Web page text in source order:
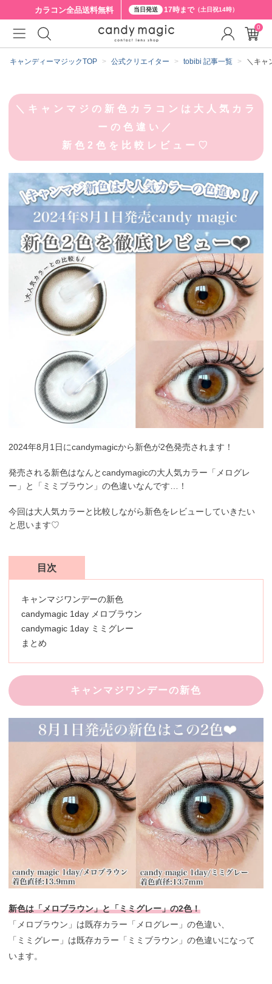
カラコン全品送料無料 当日発送 17時まで（土日祝14時）
キャンディーマジックTOP 公式クリエイター tobibi 記事一覧 ＼キャ
＼キャンマジの新色カラコンは大人気カラ
ーの色違い／
新色2色を比較レビュー♡
2024年8月1日にcandymagicから新色が2色発売されます！
発売される新色はなんとcandymagicの大人気カラー「メログレ
ー」と「ミミブラウン」の色違いなんです…！
今回は大人気カラーと比較しながら新色をレビューしていきたい
と思います♡
目次
キャンマジワンデーの新色
candymagic 1day メロブラウン
candymagic 1day ミミグレー
まとめ
キャンマジワンデーの新色
新色は「メロブラウン」と「ミミグレー」の2色！
「メロブラウン」は既存カラー「メログレー」の色違い、
「ミミグレー」は既存カラー「ミミブラウン」の色違いになって
います。
0